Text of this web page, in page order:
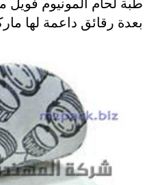
طبة لحام ألمونيوم فويل
بعدة رقائق داعمة لها